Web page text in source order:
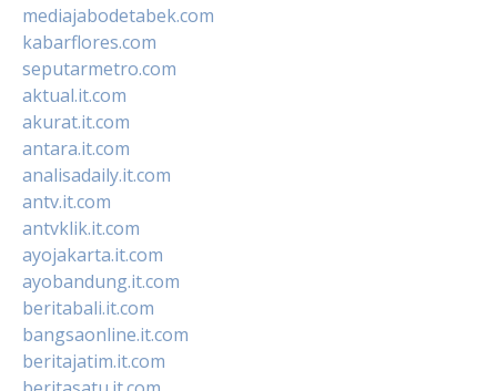
mediajabodetabek.com
kabarflores.com
seputarmetro.com
aktual.it.com
akurat.it.com
antara.it.com
analisadaily.it.com
antv.it.com
antvklik.it.com
ayojakarta.it.com
ayobandung.it.com
beritabali.it.com
bangsaonline.it.com
beritajatim.it.com